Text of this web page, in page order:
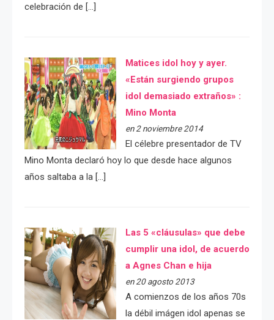
celebración de […]
Matices idol hoy y ayer.
«Están surgiendo grupos
idol demasiado extraños» :
Mino Monta
en 2 noviembre 2014
El célebre presentador de TV
Mino Monta declaró hoy lo que desde hace algunos
años saltaba a la […]
Las 5 «cláusulas» que debe
cumplir una idol, de acuerdo
a Agnes Chan e hija
en 20 agosto 2013
A comienzos de los años 70s
la débil imágen idol apenas se